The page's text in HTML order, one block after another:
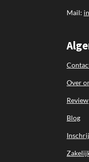
Mail:
Over
Review
Blog